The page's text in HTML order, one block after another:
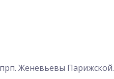
Женевьевы Парижской.